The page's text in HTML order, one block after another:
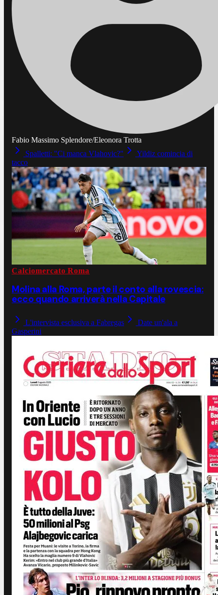
Fabio Massimo Splendore/Eleonora Trotta
Spalletti: "Ci manca Vlahovic?"
Yildiz comincia di
tacco
Calciomercato Roma
Molina alla Roma, parte il conto alla rovescia:
ecco quando arriverà nella Capitale
L'intervista esclusiva a Fabregas
Date un'ala a
Gasperini